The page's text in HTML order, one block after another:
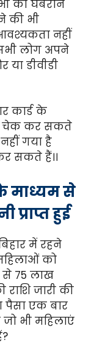
को घबराने
की भी
नहीं
लोग अपने
डीवीडी
कार्ड के
चेक कर सकते
गया है
सकते हैं।।
माध्यम से
प्राप्त हुई
में रहने
को
से 75 लाख
जारी की
एक बार
जो भी महिलाएं